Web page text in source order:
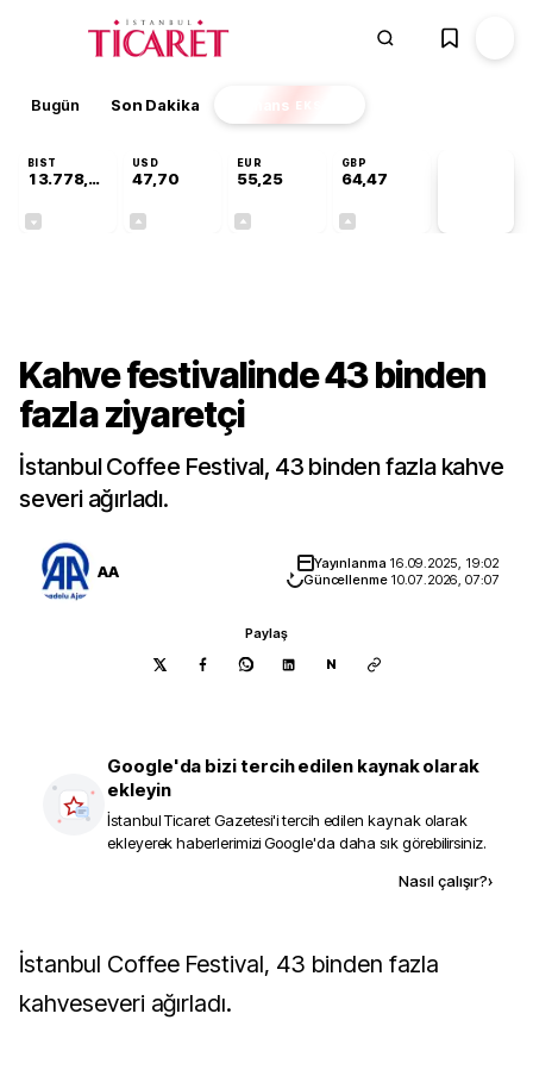
Bugün Son Dakika Finans EKSTRA
BIST
13.778,60
USD
47,70
EUR
55,25
GBP
64,47
Kahve festivalinde 43 binden
fazla ziyaretçi
İstanbul Coffee Festival, 43 binden fazla kahve
severi ağırladı.
AA Yayınlanma 16.09.2025, 19:02
Güncellenme 10.07.2026, 07:07
Paylaş
N
Google'da bizi tercih edilen kaynak olarak
ekleyin
İstanbul Ticaret Gazetesi'i tercih edilen kaynak olarak
ekleyerek haberlerimizi Google'da daha sık görebilirsiniz.
Nasıl çalışır?›
İstanbul Coffee Festival, 43 binden fazla
kahveseveri ağırladı.